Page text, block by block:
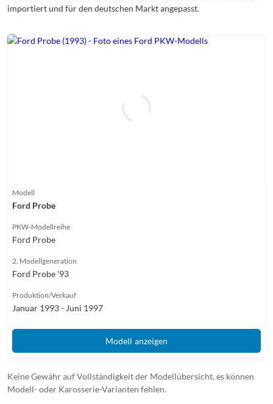
importiert und für den deutschen Markt angepasst.
Modell
Ford Probe
PKW-Modellreihe
Ford Probe
2. Modellgeneration
Ford Probe '93
Produktion/Verkauf
Januar 1993 - Juni 1997
Modell anzeigen
Keine Gewähr auf Vollständigkeit der Modellübersicht, es können
Modell- oder Karosserie-Varianten fehlen.